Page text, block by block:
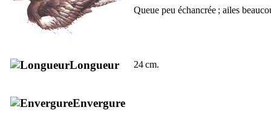
Queue peu échancrée ; ailes
Longueur 24 cm.
Envergure